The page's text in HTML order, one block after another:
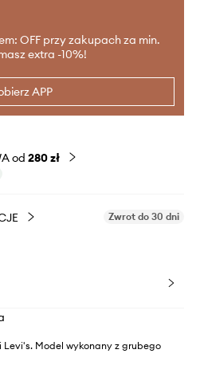
OFF przy zakupach za min.
extra -10%!
APP
od 280 zł
Zwrot do 30 dni
Model wykonany z grubego